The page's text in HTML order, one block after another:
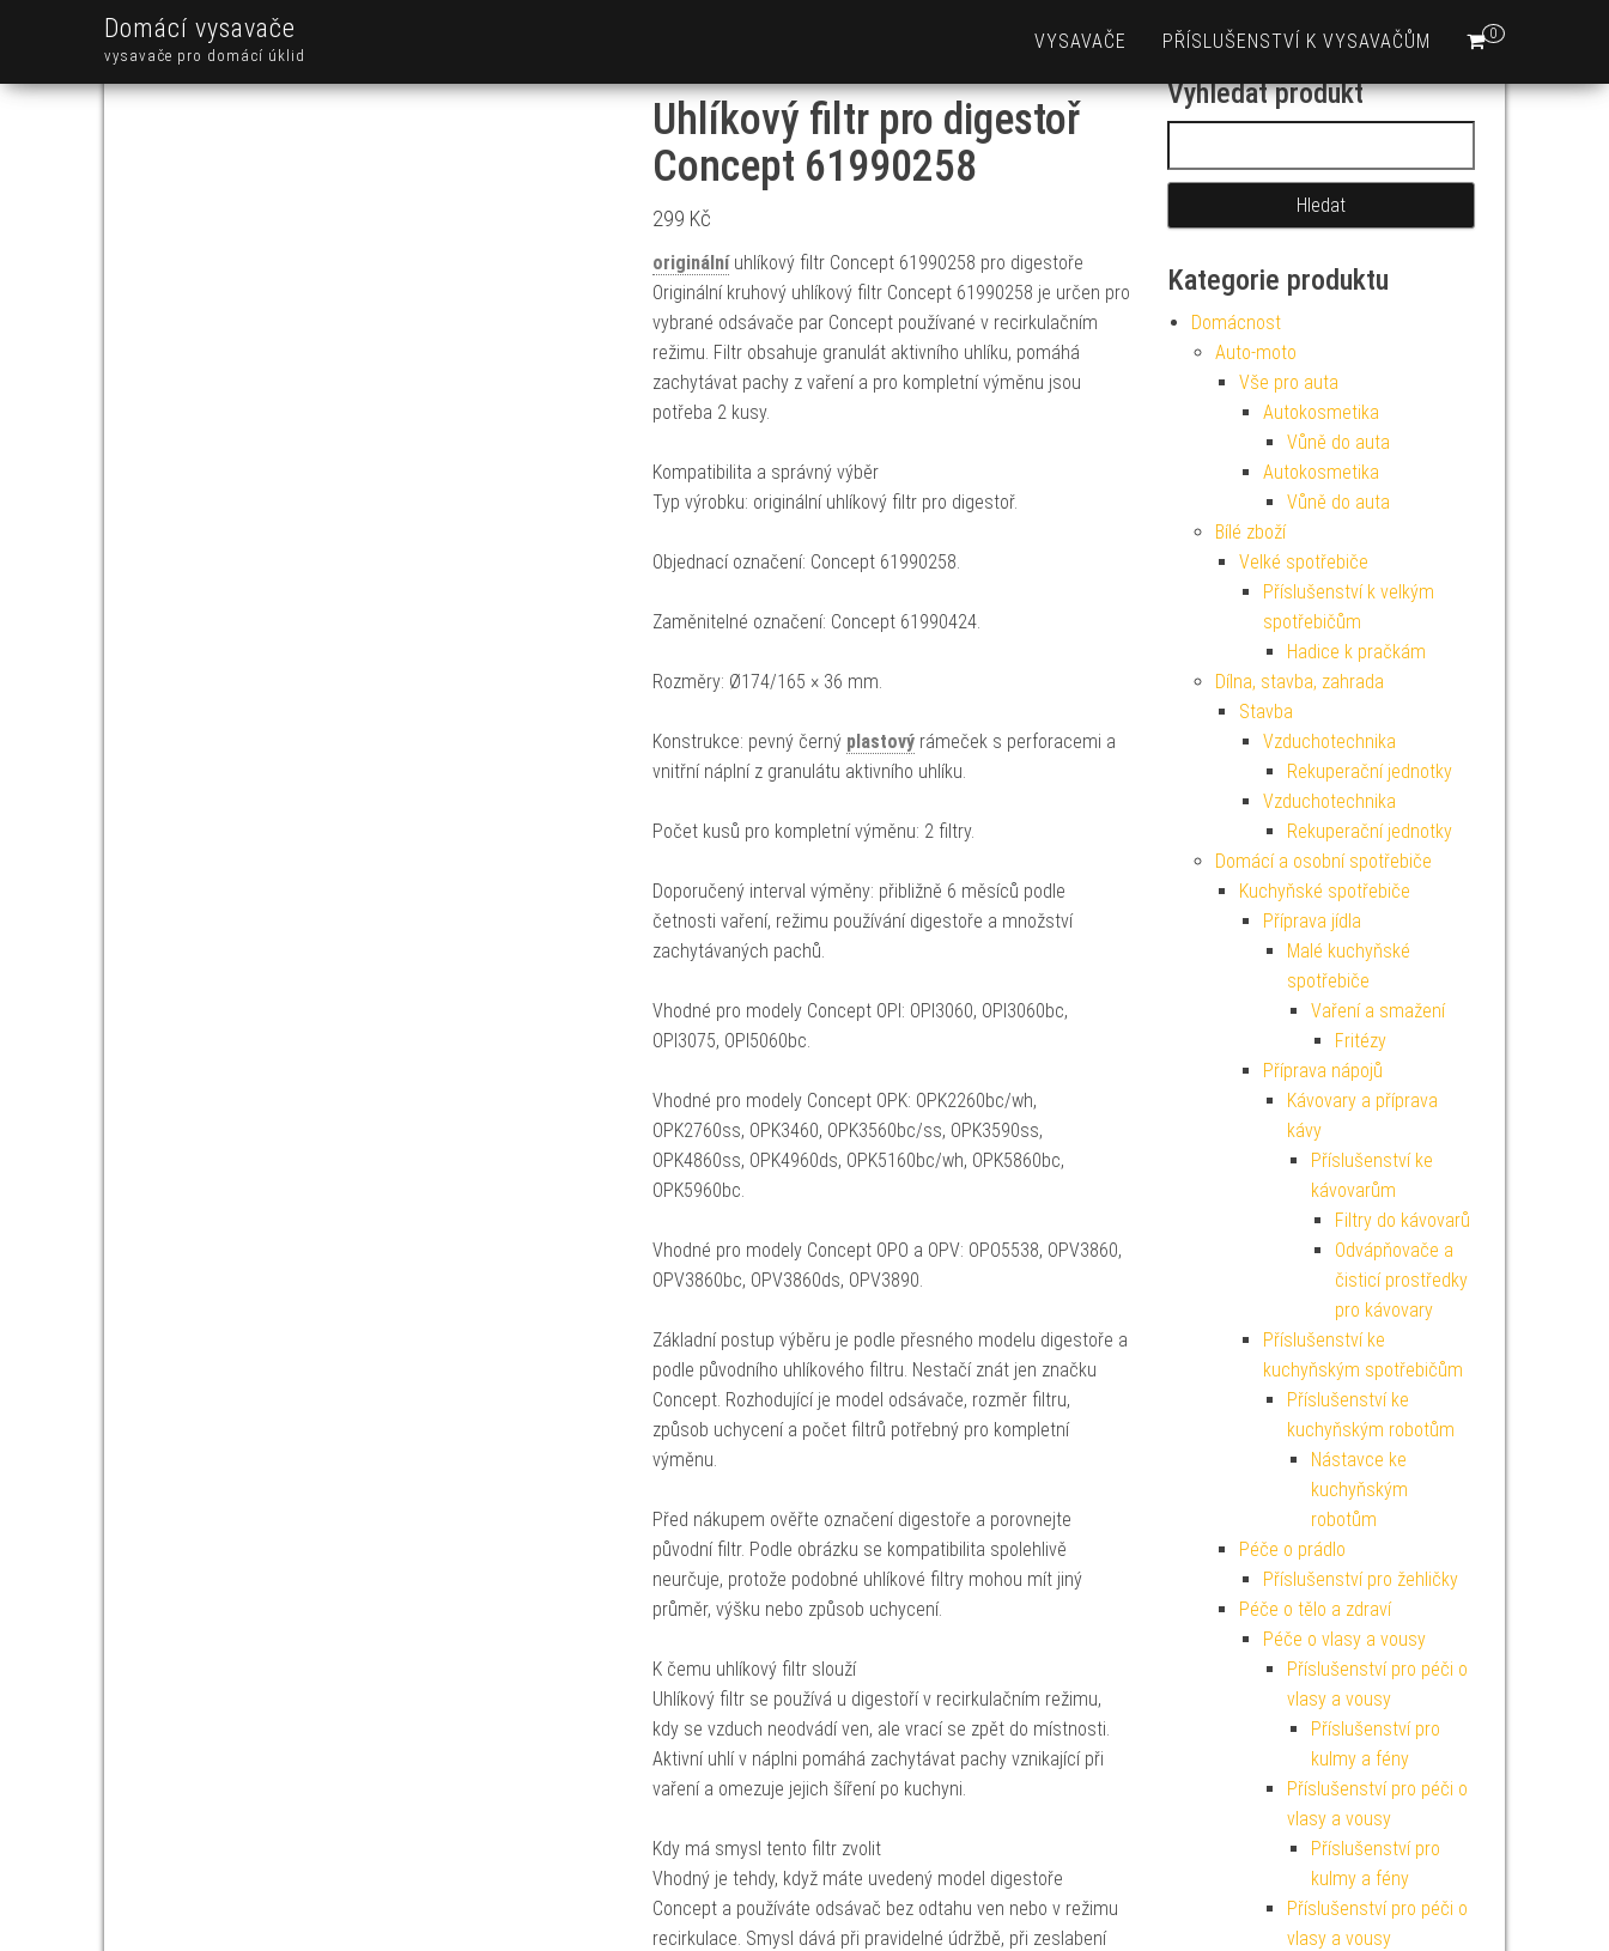
Domácí vysavače
vysavače pro domácí úklid
0
VYSAVAČE PŘÍSLUŠENSTVÍ K VYSAVAČŮM
Uhlíkový filtr pro digestoř
Concept 61990258
299 Kč
originálníuhlíkový filtr Concept 61990258 pro digestoře
Originální kruhový uhlíkový filtr Concept 61990258 je určen pro
vybrané odsávače par Concept používané v recirkulačním
režimu. Filtr obsahuje granulát aktivního uhlíku, pomáhá
zachytávat pachy z vaření a pro kompletní výměnu jsou
potřeba 2 kusy.
Kompatibilita a správný výběr
Typ výrobku: originální uhlíkový filtr pro digestoř.
Objednací označení: Concept 61990258.
Zaměnitelné označení: Concept 61990424.
Rozměry: Ø174/165 × 36 mm.
Konstrukce: pevný černý plastovýrámeček s perforacemi a
vnitřní náplní z granulátu aktivního uhlíku.
Počet kusů pro kompletní výměnu: 2 filtry.
Doporučený interval výměny: přibližně 6 měsíců podle
četnosti vaření, režimu používání digestoře a množství
zachytávaných pachů.
Vhodné pro modely Concept OPI: OPI3060, OPI3060bc,
OPI3075, OPI5060bc.
Vhodné pro modely Concept OPK: OPK2260bc/wh,
OPK2760ss, OPK3460, OPK3560bc/ss, OPK3590ss,
OPK4860ss, OPK4960ds, OPK5160bc/wh, OPK5860bc,
OPK5960bc.
Vhodné pro modely Concept OPO a OPV: OPO5538, OPV3860,
OPV3860bc, OPV3860ds, OPV3890.
Základní postup výběru je podle přesného modelu digestoře a
podle původního uhlíkového filtru. Nestačí znát jen značku
Concept. Rozhodující je model odsávače, rozměr filtru,
způsob uchycení a počet filtrů potřebný pro kompletní
výměnu.
Před nákupem ověřte označení digestoře a porovnejte
původní filtr. Podle obrázku se kompatibilita spolehlivě
neurčuje, protože podobné uhlíkové filtry mohou mít jiný
průměr, výšku nebo způsob uchycení.
K čemu uhlíkový filtr slouží
Uhlíkový filtr se používá u digestoří v recirkulačním režimu,
kdy se vzduch neodvádí ven, ale vrací se zpět do místnosti.
Aktivní uhlí v náplni pomáhá zachytávat pachy vznikající při
vaření a omezuje jejich šíření po kuchyni.
Kdy má smysl tento filtr zvolit
Vhodný je tehdy, když máte uvedený model digestoře
Concept a používáte odsávač bez odtahu ven nebo v režimu
recirkulace. Smysl dává při pravidelné údržbě, při zeslabení
Vyhledat produkt
Kategorie produktu
Domácnost
Auto-moto
Vše pro auta
Autokosmetika
Vůně do auta
Autokosmetika
Vůně do auta
Bílé zboží
Velké spotřebiče
Příslušenství k velkým
spotřebičům
Hadice k pračkám
Dílna, stavba, zahrada
Stavba
Vzduchotechnika
Rekuperační jednotky
Vzduchotechnika
Rekuperační jednotky
Domácí a osobní spotřebiče
Kuchyňské spotřebiče
Příprava jídla
Malé kuchyňské
spotřebiče
Vaření a smažení
Fritézy
Příprava nápojů
Kávovary a příprava
kávy
Příslušenství ke
kávovarům
Filtry do kávovarů
Odvápňovače a
čisticí prostředky
pro kávovary
Příslušenství ke
kuchyňským spotřebičům
Příslušenství ke
kuchyňským robotům
Nástavce ke
kuchyňským
robotům
Péče o prádlo
Příslušenství pro žehličky
Péče o tělo a zdraví
Péče o vlasy a vousy
Příslušenství pro péči o
vlasy a vousy
Příslušenství pro
kulmy a fény
Příslušenství pro péči o
vlasy a vousy
Příslušenství pro
kulmy a fény
Příslušenství pro péči o
vlasy a vousy